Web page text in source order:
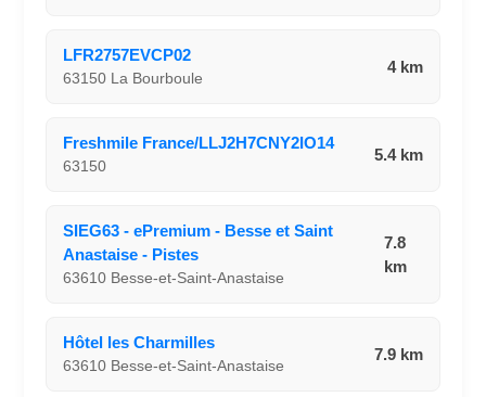
LFR2757EVCP02
63150 La Bourboule
4 km
Freshmile France/LLJ2H7CNY2IO14
63150
5.4 km
SIEG63 - ePremium - Besse et Saint
Anastaise - Pistes
63610 Besse-et-Saint-Anastaise
7.8
km
Hôtel les Charmilles
63610 Besse-et-Saint-Anastaise
7.9 km